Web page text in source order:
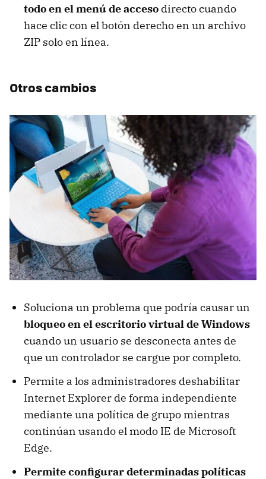
todo en el menú de acceso directo cuando
hace clic con el botón derecho en un archivo
ZIP solo en línea.
Otros cambios
Soluciona un problema que podría causar un
bloqueo en el escritorio virtual de Windows
cuando un usuario se desconecta antes de
que un controlador se cargue por completo.
Permite a los administradores deshabilitar
Internet Explorer de forma independiente
mediante una política de grupo mientras
continúan usando el modo IE de Microsoft
Edge.
Permite configurar determinadas políticas